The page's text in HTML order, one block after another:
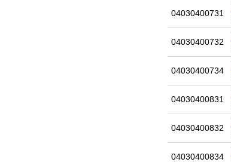
04030400731
04030400732
04030400734
04030400831
04030400832
04030400834